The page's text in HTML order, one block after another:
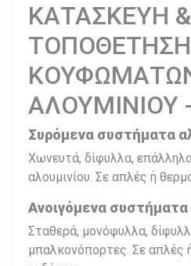
ΚΑΤΑΣΚΕΥΗ &
ΤΟΠΟΘΕΤΗΣΗ
ΑΛΟΥΜΙΝΙΟΥ
Συρόμενα συστήματα
Χωνευτά, δίφυλλα,
αλουμινίου. Σε απλές ή
Ανοιγόμενα συστήματα
Σταθερά, μονόφυλλα,
μπαλκονόπορτες. Σε απλές